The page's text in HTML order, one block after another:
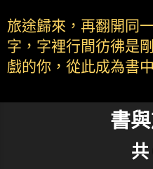
旅途歸來，再翻開同
字，字裡行間彷彿是
戲的你，從此成為書
書
共